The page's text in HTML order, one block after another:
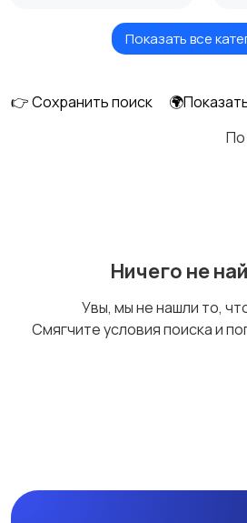
Акустика, колонки,
портативное аудио
Показать все
👉 Сохранить поиск
По
Ничего не
Увы, мы не нашли то,
Смягчите условия поиска и